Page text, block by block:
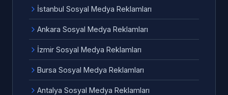
İstanbul Sosyal Medya Reklamları
Ankara Sosyal Medya Reklamları
İzmir Sosyal Medya Reklamları
Bursa Sosyal Medya Reklamları
Antalya Sosyal Medya Reklamları